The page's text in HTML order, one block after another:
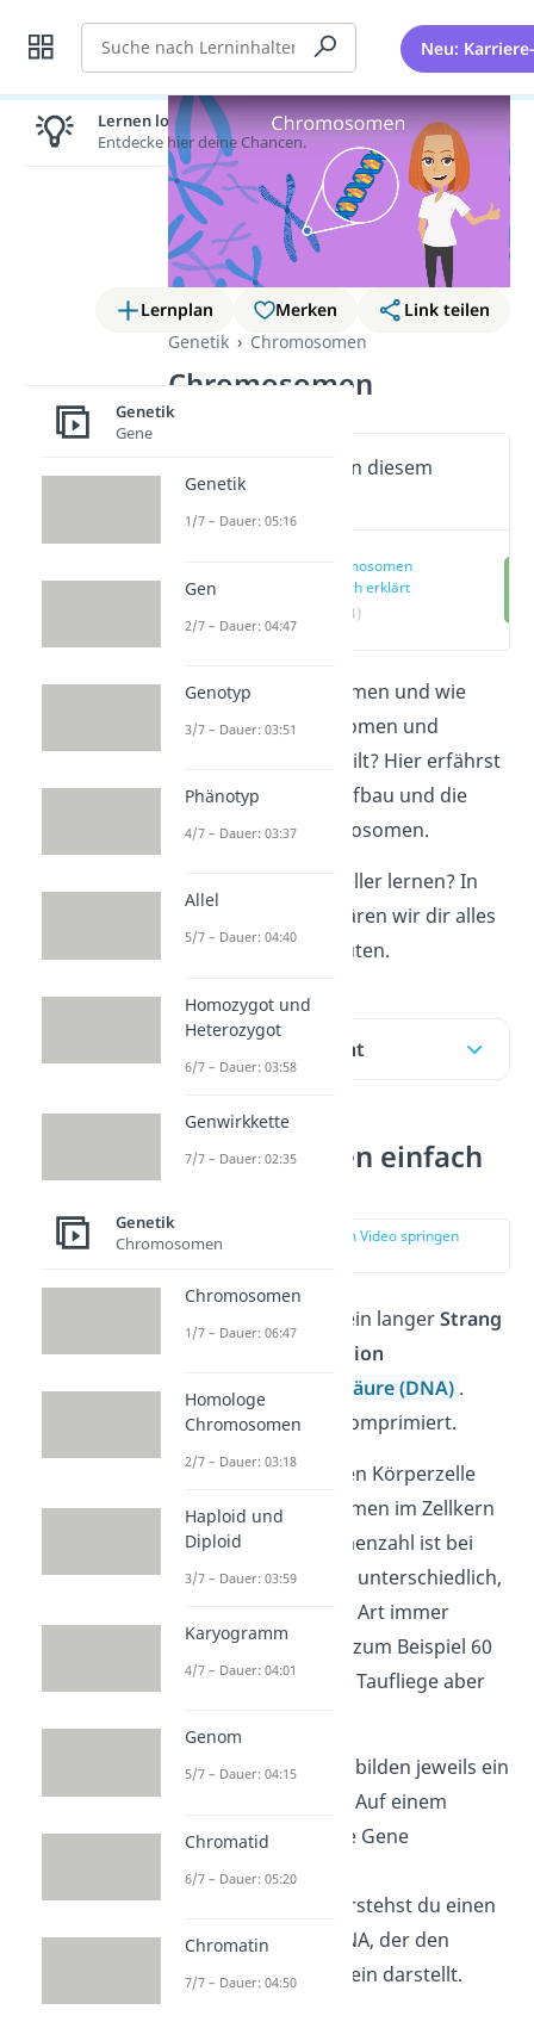
Suche Neu:
Lernplan Merken
Link teilen
Genetik
Chromosomen
Chromosomen
Wichtige Inhalte in diesem
Video
Chromosomen
einfach erklärt
(00:14)
Was sind Chromosomen und wie
werden sie in Autosomen und
Gonosomen unterteilt? Hier erfährst
du alles über den Aufbau und die
Funktion der Chromosomen.
Du willst noch schneller lernen? In
erklären wir dir alles
in nur wenigen Minuten.
Inhaltsübersicht
Chromosomen einfach
zur Stelle im Video springen
Ein Chromosom ist ein langerStrang
aus der Erbinformation
Desoxyribonukleinsäure (DNA) .
Diese wird extrem komprimiert.
In einer menschlichen Körperzelle
liegen 46 Chromosomen im Zellkern
vor. Die Chromosomenzahl ist bei
jeder Art Lebewesen unterschiedlich,
aber innerhalb einer Art immer
gleich! (Ein Rind hat zum Beispiel 60
Chromosomen, eine Taufliege aber
Zwei Chromosomen bilden jeweils ein
. Auf einem
Chromosom sind die Gene
festgelegt.
Unter einem Gen verstehst du einen
Abschnitt auf der DNA, der den
Bauplan für ein Protein darstellt.
Lernen lohnt sich!
Entdecke hier deine Chancen.
Genetik
Gene
Genetik
1/7 – Dauer: 05:16
Gen
2/7 – Dauer: 04:47
Genotyp
3/7 – Dauer: 03:51
Phänotyp
4/7 – Dauer: 03:37
Allel
5/7 – Dauer: 04:40
Homozygot und
Heterozygot
6/7 – Dauer: 03:58
Genwirkkette
7/7 – Dauer: 02:35
Genetik
Chromosomen
Chromosomen
1/7 – Dauer: 06:47
Homologe
Chromosomen
2/7 – Dauer: 03:18
Haploid und
Diploid
3/7 – Dauer: 03:59
Karyogramm
4/7 – Dauer: 04:01
Genom
5/7 – Dauer: 04:15
Chromatid
6/7 – Dauer: 05:20
Chromatin
7/7 – Dauer: 04:50